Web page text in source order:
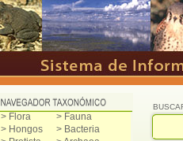
> Flora
> Fauna
> Hongos
> Bacteria